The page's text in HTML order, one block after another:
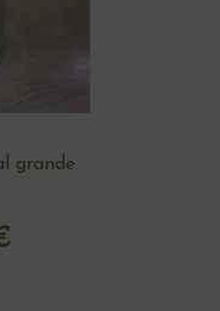
grande